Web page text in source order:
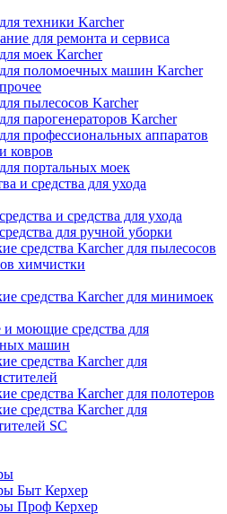
техники Karcher
для ремонта и сервиса
моек Karcher
поломоечных машин Karcher
пылесосов Karcher
парогенераторов Karcher
профессиональных аппаратов
ковров
портальных моек
и средства для ухода
и средства для ухода
для ручной уборки
средства Karcher для пылесосов
химчистки
средства Karcher для минимоек
моющие средства для
машин
средства Karcher для
средства Karcher для полотеров
средства Karcher для
SC
Быт Керхер
Проф Керхер